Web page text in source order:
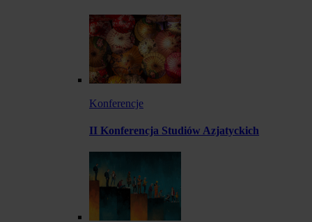
Konferencje
II Konferencja Studiów Azjatyckich